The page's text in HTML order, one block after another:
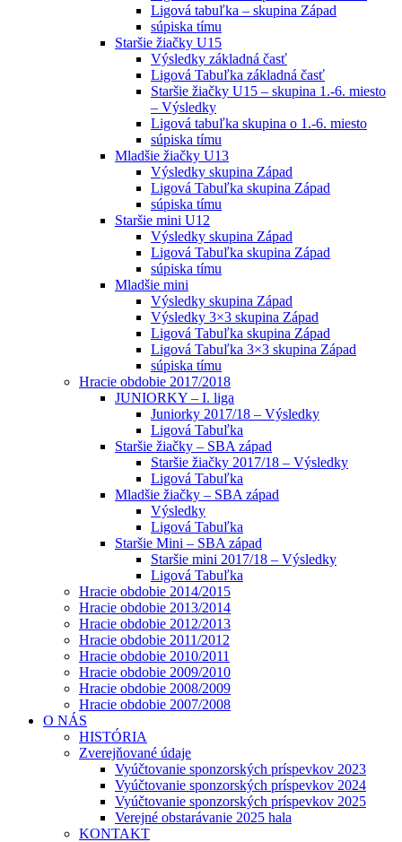
Ligová tabuľka – skupina Západ
súpiska tímu
Staršie žiačky U15
Výsledky základná časť
Ligová Tabuľka základná časť
Staršie žiačky U15 – skupina 1.-6. miesto
– Výsledky
Ligová tabuľka skupina o 1.-6. miesto
súpiska tímu
Mladšie žiačky U13
Výsledky skupina Západ
Ligová Tabuľka skupina Západ
súpiska tímu
Staršie mini U12
Výsledky skupina Západ
Ligová Tabuľka skupina Západ
súpiska tímu
Mladšie mini
Výsledky skupina Západ
Výsledky 3×3 skupina Západ
Ligová Tabuľka skupina Západ
Ligová Tabuľka 3×3 skupina Západ
súpiska tímu
Hracie obdobie 2017/2018
JUNIORKY – I. liga
Juniorky 2017/18 – Výsledky
Ligová Tabuľka
Staršie žiačky – SBA západ
Staršie žiačky 2017/18 – Výsledky
Ligová Tabuľka
Mladšie žiačky – SBA západ
Výsledky
Ligová Tabuľka
Staršie Mini – SBA západ
Staršie mini 2017/18 – Výsledky
Ligová Tabuľka
Hracie obdobie 2014/2015
Hracie obdobie 2013/2014
Hracie obdobie 2012/2013
Hracie obdobie 2011/2012
Hracie obdobie 2010/2011
Hracie obdobie 2009/2010
Hracie obdobie 2008/2009
Hracie obdobie 2007/2008
O NÁS
HISTÓRIA
Zverejňované údaje
Vyúčtovanie sponzorských príspevkov 2023
Vyúčtovanie sponzorských príspevkov 2024
Vyúčtovanie sponzorských príspevkov 2025
Verejné obstarávanie 2025 hala
KONTAKT